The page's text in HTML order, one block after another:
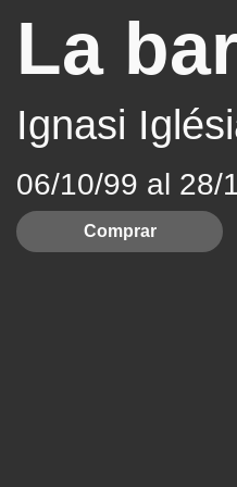
La
Ignasi
06/10/99 al 28/
Comprar